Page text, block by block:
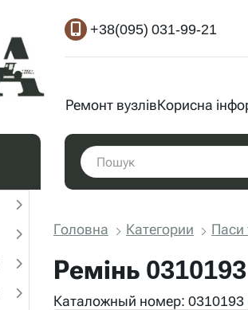
+38(095) 031-99-21
Ремонт вузлівКорисна
Головна Категории Паси
Ремінь
Каталожный номер: 0310193